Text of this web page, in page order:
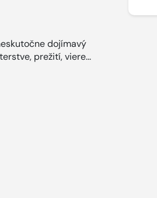
dojímavý
prežití, viere...